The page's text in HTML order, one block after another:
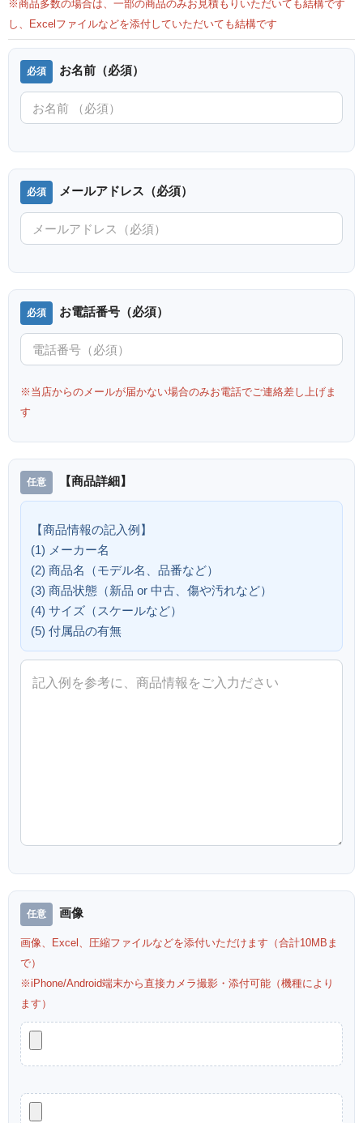
※商品多数の場合は、一部の商品のみお見積もりいただいても結構です
し、Excelファイルなどを添付していただいても結構です
お名前（必須）
メールアドレス（必須）
お電話番号（必須）
※当店からのメールが届かない場合のみお電話でご連絡差し上げま
す
【商品詳細】
【商品情報の記入例】
(1) メーカー名
(2) 商品名（モデル名、品番など）
(3) 商品状態（新品 or 中古、傷や汚れなど）
(4) サイズ（スケールなど）
(5) 付属品の有無
画像
画像、Excel、圧縮ファイルなどを添付いただけます（合計10MBま
で）
※iPhone/Android端末から直接カメラ撮影・添付可能（機種により
ます）